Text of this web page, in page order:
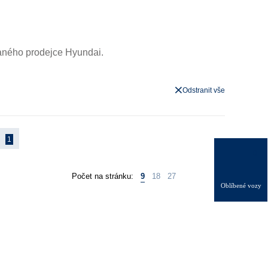
Oblíbené vozy
prodejce Hyundai.
Odstranit vše
1
Počet na stránku: 9 18 27